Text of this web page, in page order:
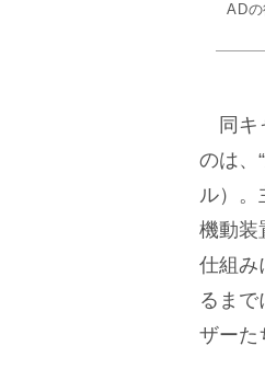
AD
同キ
のは、
ル）
機動装
仕組み
るま
ザーた